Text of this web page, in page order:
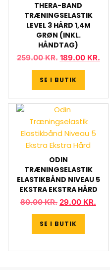
THERA-BAND
TRÆNINGSELASTIK
LEVEL 3 HÅRD 1,4M
GRØN (INKL.
HÅNDTAG)
259.00KR. 189.00 KR.
SE I BUTIK
ODIN
TRÆNINGSELASTIK
ELASTIKBÅND NIVEAU 5
EKSTRA EKSTRA HÅRD
80.00KR. 29.00 KR.
SE I BUTIK